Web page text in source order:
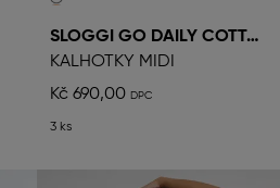
SLOGGI GO DAILY COTTON
KALHOTKY MIDI
Kč 690,00
3 ks